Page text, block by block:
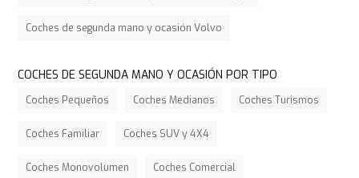
Coches de segunda mano y ocasión Volvo
COCHES DE SEGUNDA MANO Y OCASIÓN POR TIPO
Coches Pequeños Coches Medianos Coches Turismos
Coches Familiar Coches SUV y 4X4
Coches Monovolumen Coches Comercial